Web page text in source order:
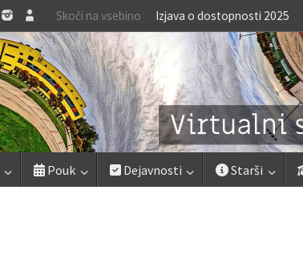
Skoči na vsebino Izjava o dostopnosti 2025
Pouk Dejavnosti Starši